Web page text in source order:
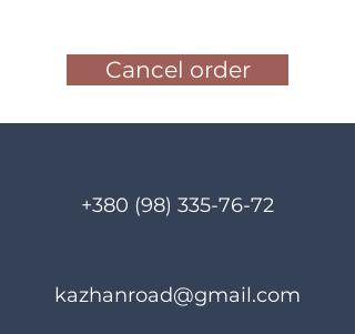
Cancel order
+380 (98) 335-76-72
kazhanroad@gmail.com